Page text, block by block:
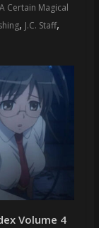
A Certain Magical
, J.C. Staff,
Volume 4